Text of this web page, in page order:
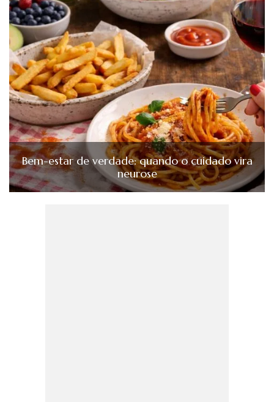
Bem-estar de verdade: quando o cuidado vira
neurose